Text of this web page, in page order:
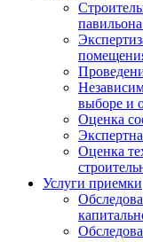
выборе и
Оценка
Оценка
Услуги приемки